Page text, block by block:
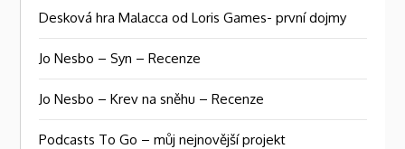
Desková hra Malacca od Loris Games- první dojmy
Jo Nesbo – Syn – Recenze
Jo Nesbo – Krev na sněhu – Recenze
Podcasts To Go – můj nejnovější projekt